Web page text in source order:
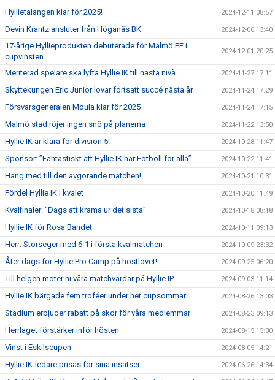
Hyllietalangen klar för 2025! 2024-12-11 08:57
Devin Krantz ansluter från Höganäs BK 2024-12-06 13:40
17-årige Hyllieprodukten debuterade för Malmö FF i
cupvinsten
2024-12-01 20:25
Meriterad spelare ska lyfta Hyllie IK till nästa nivå 2024-11-27 17:11
Skyttekungen Eric Junior lovar fortsatt succé nästa år 2024-11-24 17:29
Försvarsgeneralen Moula klar för 2025 2024-11-24 17:15
Malmö stad röjer ingen snö på planerna 2024-11-22 13:50
Hyllie IK är klara för division 5! 2024-10-28 11:47
Sponsor: ”Fantastiskt att Hyllie IK har Fotboll för alla” 2024-10-22 11:41
Häng med till den avgörande matchen! 2024-10-21 10:31
Fördel Hyllie IK i kvalet 2024-10-20 11:49
Kvalfinaler: ”Dags att krama ur det sista” 2024-10-18 08:18
Hyllie IK för Rosa Bandet 2024-10-11 09:13
Herr: Storseger med 6-1 i första kvalmatchen 2024-10-09 23:32
Åter dags för Hyllie Pro Camp på höstlovet! 2024-09-25 06:20
Till helgen möter ni våra matchvärdar på Hyllie IP 2024-09-03 11:14
Hyllie IK bärgade fem troféer under het cupsommar 2024-08-26 13:03
Stadium erbjuder rabatt på skor för våra medlemmar 2024-08-23 09:13
Herrlaget förstärker inför hösten 2024-08-15 15:30
Vinst i Eskilscupen 2024-08-05 14:21
Hyllie IK-ledare prisas för sina insatser 2024-06-26 14:34